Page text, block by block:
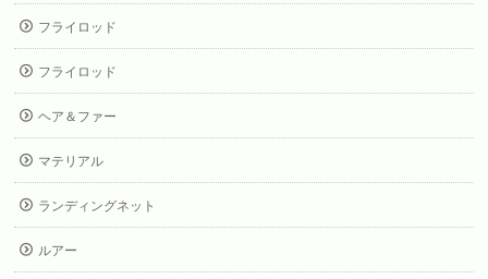
フライロッド
フライロッド
ヘア＆ファー
マテリアル
ランディングネット
ルアー